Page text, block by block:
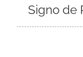
Signo de